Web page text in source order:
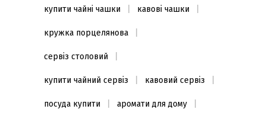
купити чайні чашки кавові чашки
кружка порцелянова
сервіз столовий
купити чайний сервіз кавовий сервіз
посуда купити аромати для дому